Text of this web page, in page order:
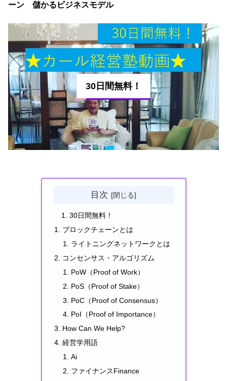
ーン 儲かるビジネスモデル
30日間無料！
目次
30日間無料！
ブロックチェーンとは
ライトニングネットワークとは
コンセンサス・アルゴリズム
PoW（Proof of Work）
PoS（Proof of Stake）
PoC（Proof of Consensus）
PoI（Proof of Importance）
How Can We Help?
経営学用語
Ai
ファイナンスFinance